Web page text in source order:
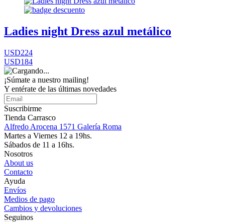
Ladies night Dress azul metálico
USD224
USD184
¡Súmate a nuestro mailing!
Y entérate de las últimas novedades
Suscribirme
Tienda Carrasco
Alfredo Arocena 1571 Galería Roma
Martes a Viernes 12 a 19hs.
Sábados de 11 a 16hs.
Nosotros
About us
Contacto
Ayuda
Envíos
Medios de pago
Cambios y devoluciones
Seguinos